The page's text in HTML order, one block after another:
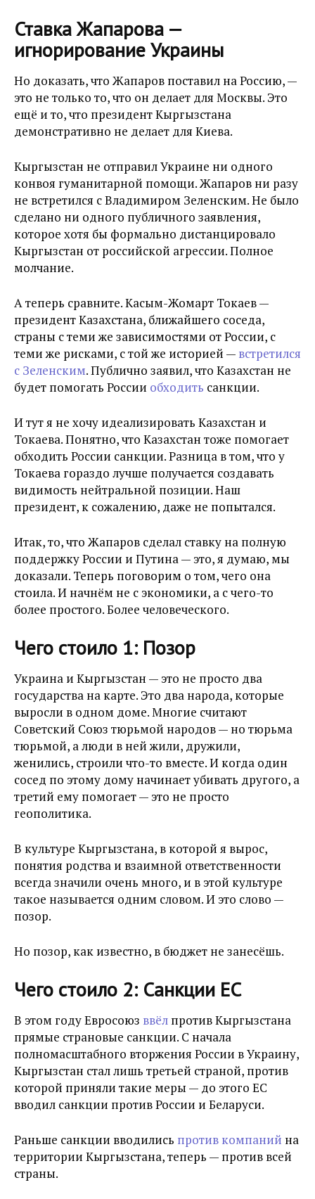
Ставка Жапарова —
игнорирование Украины
Но доказать, что Жапаров поставил на Россию, —
это не только то, что он делает для Москвы. Это
ещё и то, что президент Кыргызстана
демонстративно не делает для Киева.
Кыргызстан не отправил Украине ни одного
конвоя гуманитарной помощи. Жапаров ни разу
не встретился с Владимиром Зеленским. Не было
сделано ни одного публичного заявления,
которое хотя бы формально дистанцировало
Кыргызстан от российской агрессии. Полное
молчание.
А теперь сравните. Касым-Жомарт Токаев —
президент Казахстана, ближайшего соседа,
страны с теми же зависимостями от России, с
теми же рисками, с той же историей — встретился
с Зеленским. Публично заявил, что Казахстан не
будет помогать России обходить санкции.
И тут я не хочу идеализировать Казахстан и
Токаева. Понятно, что Казахстан тоже помогает
обходить России санкции. Разница в том, что у
Токаева гораздо лучше получается создавать
видимость нейтральной позиции. Наш
президент, к сожалению, даже не попытался.
Итак, то, что Жапаров сделал ставку на полную
поддержку России и Путина — это, я думаю, мы
доказали. Теперь поговорим о том, чего она
стоила. И начнём не с экономики, а с чего-то
более простого. Более человеческого.
Чего стоило 1: Позор
Украина и Кыргызстан — это не просто два
государства на карте. Это два народа, которые
выросли в одном доме. Многие считают
Советский Союз тюрьмой народов — но тюрьма
тюрьмой, а люди в ней жили, дружили,
женились, строили что-то вместе. И когда один
сосед по этому дому начинает убивать другого, а
третий ему помогает — это не просто
геополитика.
В культуре Кыргызстана, в которой я вырос,
понятия родства и взаимной ответственности
всегда значили очень много, и в этой культуре
такое называется одним словом. И это слово —
позор.
Но позор, как известно, в бюджет не занесёшь.
Чего стоило 2: Санкции ЕС
В этом году Евросоюз ввёл против Кыргызстана
прямые страновые санкции. С начала
полномасштабного вторжения России в Украину,
Кыргызстан стал лишь третьей страной, против
которой приняли такие меры — до этого ЕС
вводил санкции против России и Беларуси.
Раньше санкции вводились против компаний на
территории Кыргызстана, теперь — против всей
страны.